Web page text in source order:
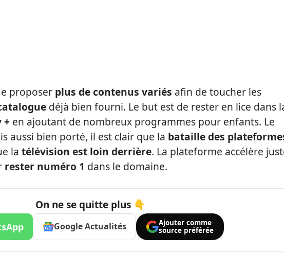
proposer plus de contenus variés afin de toucher les
déjà bien fourni. Le but est de rester en lice dans
+ en ajoutant de nombreux programmes pour enfants. Le
aussi bien porté, il est clair que la bataille des
la télévision est loin derrière. La plateforme accélère
rester numéro 1 dans le domaine.
On ne se quitte plus 👇
Google Actualités
Ajouter comme
source préférée